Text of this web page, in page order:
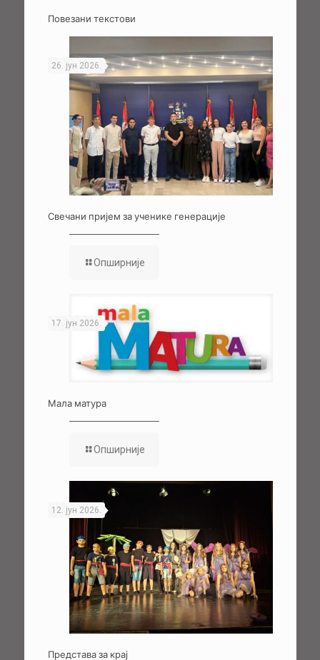
Повезани текстови
26. јун 2026.
Свечани пријем за ученике генерације
Опширније
17. јун 2026.
Мала матура
Опширније
12. јун 2026.
Представа за крај